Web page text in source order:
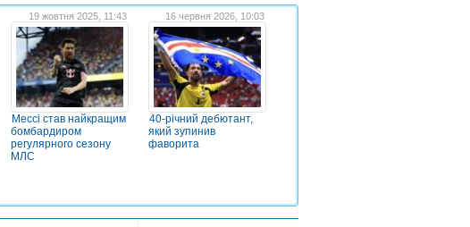
19 жовтня 2025, 11:43
Мессі став найкращим
бомбардиром
регулярного сезону
МЛС
16 червня 2026, 10:03
40-річний дебютант,
який зупинив
фаворита